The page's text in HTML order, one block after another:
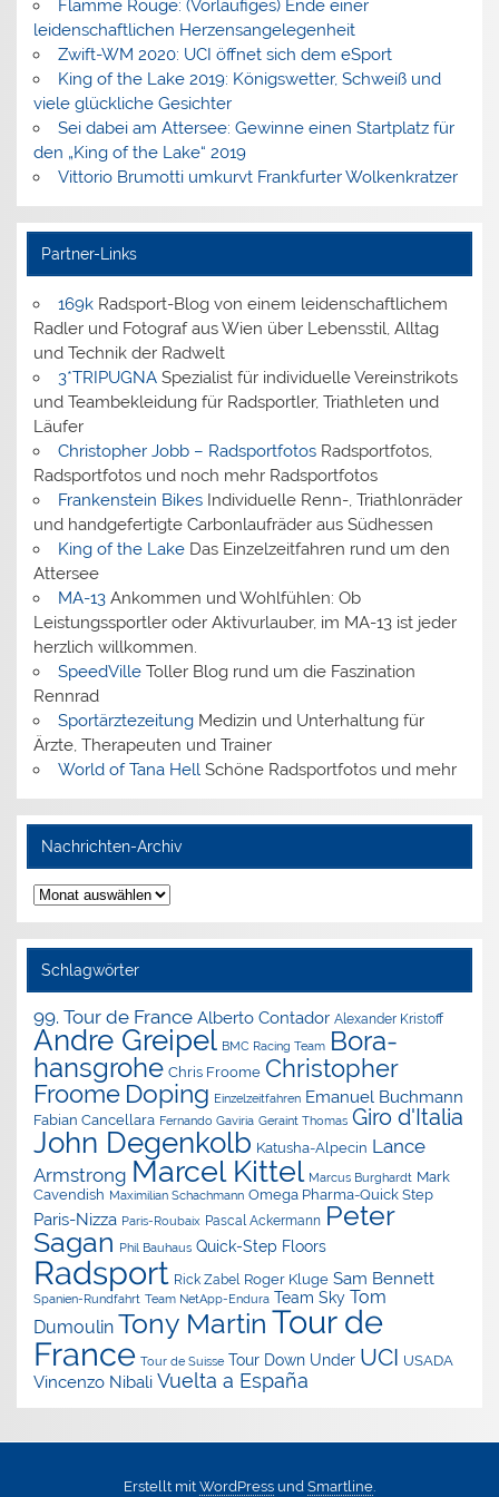
Flamme Rouge: (Vorläufiges) Ende einer
leidenschaftlichen Herzensangelegenheit
Zwift-WM 2020: UCI öffnet sich dem eSport
King of the Lake 2019: Königswetter, Schweiß und
viele glückliche Gesichter
Sei dabei am Attersee: Gewinne einen Startplatz für
den „King of the Lake“ 2019
Vittorio Brumotti umkurvt Frankfurter Wolkenkratzer
Partner-Links
169kRadsport-Blog von einem leidenschaftlichem
Radler und Fotograf aus Wien über Lebensstil, Alltag
und Technik der Radwelt
3*TRIPUGNASpezialist für individuelle Vereinstrikots
und Teambekleidung für Radsportler, Triathleten und
Läufer
Christopher Jobb – RadsportfotosRadsportfotos,
Radsportfotos und noch mehr Radsportfotos
Frankenstein BikesIndividuelle Renn-, Triathlonräder
und handgefertigte Carbonlaufräder aus Südhessen
King of the LakeDas Einzelzeitfahren rund um den
Attersee
MA-13Ankommen und Wohlfühlen: Ob
Leistungssportler oder Aktivurlauber, im MA-13 ist jeder
herzlich willkommen.
SpeedVilleToller Blog rund um die Faszination
Rennrad
SportärztezeitungMedizin und Unterhaltung für
Ärzte, Therapeuten und Trainer
World of Tana Hell Schöne Radsportfotos und mehr
Nachrichten-Archiv
Nachrichten-
Archiv
Schlagwörter
99. Tour de France Alberto Contador Alexander Kristoff
Andre Greipel BMC Racing Team Bora-
hansgrohe Chris Froome Christopher
Froome Doping Einzelzeitfahren Emanuel Buchmann
Fabian Cancellara Fernando Gaviria Geraint Thomas Giro d'Italia
John Degenkolb Katusha-Alpecin Lance
Armstrong Marcel Kittel Marcus Burghardt Mark
Cavendish Maximilian Schachmann Omega Pharma-Quick Step
Paris-Nizza Paris-Roubaix Pascal Ackermann Peter
Sagan Phil Bauhaus Quick-Step Floors
Radsport Rick Zabel Roger Kluge Sam Bennett
Spanien-Rundfahrt Team NetApp-Endura Team Sky Tom
Dumoulin Tony Martin Tour de
France Tour de Suisse Tour Down Under UCI USADA
Vincenzo Nibali Vuelta a España
Erstellt mit WordPress und Smartline